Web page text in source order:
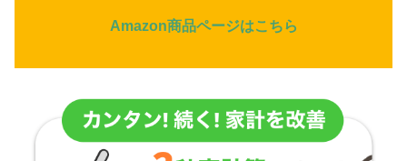
Amazon商品ページはこちら